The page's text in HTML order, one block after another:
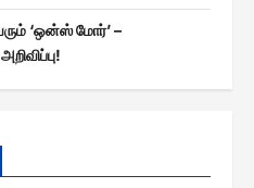
‘ஒன்ஸ் மோர்’ –